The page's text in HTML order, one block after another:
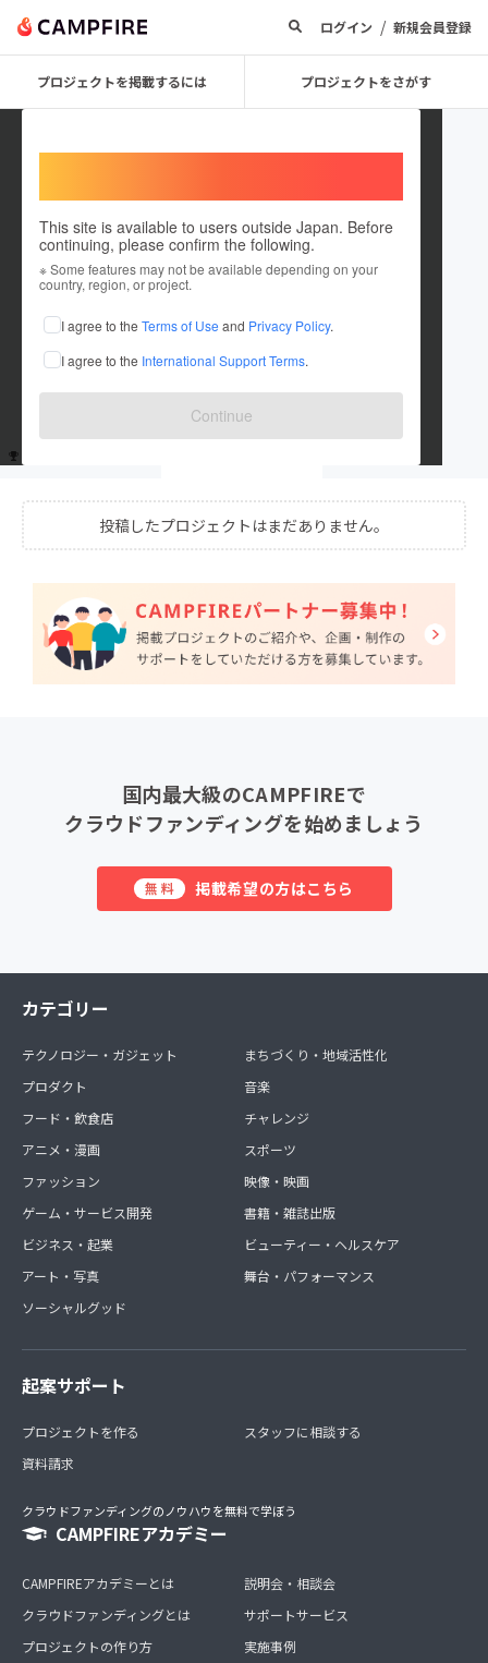
ログイン / 新規会員登録
プロジェクトを掲載するには プロジェクトをさがす
This site is available to users outside Japan. Before
continuing, please confirm the following.
※ Some features may not be available depending on your
country, region, or project.
I agree to the Terms of Use and Privacy Policy.
I agree to the International Support Terms.
Continue
seiichisasakawa
出身国：未設定
投稿したプロジェクトはまだありません。
国内最大級のCAMPFIREで
クラウドファンディングを始めましょう
無料 掲載希望の方はこちら
カテゴリー
テクノロジー・ガジェット
プロダクト
フード・飲食店
アニメ・漫画
ファッション
ゲーム・サービス開発
ビジネス・起業
アート・写真
ソーシャルグッド
まちづくり・地域活性化
音楽
チャレンジ
スポーツ
映像・映画
書籍・雑誌出版
ビューティー・ヘルスケア
舞台・パフォーマンス
起案サポート
プロジェクトを作る
資料請求
スタッフに相談する
クラウドファンディングのノウハウを無料で学ぼう
CAMPFIREアカデミー
CAMPFIREアカデミーとは
クラウドファンディングとは
プロジェクトの作り方
説明会・相談会
サポートサービス
実施事例